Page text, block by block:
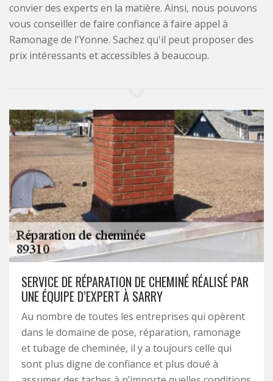
convier des experts en la matière. Ainsi, nous pouvons
vous conseiller de faire confiance à faire appel à
Ramonage de l'Yonne. Sachez qu'il peut proposer des
prix intéressants et accessibles à beaucoup.
SERVICE DE RÉPARATION DE CHEMINÉ RÉALISÉ PAR
UNE ÉQUIPE D’EXPERT À SARRY
Au nombre de toutes les entreprises qui opèrent
dans le domaine de pose, réparation, ramonage
et tubage de cheminée, il y a toujours celle qui
sont plus digne de confiance et plus doué à